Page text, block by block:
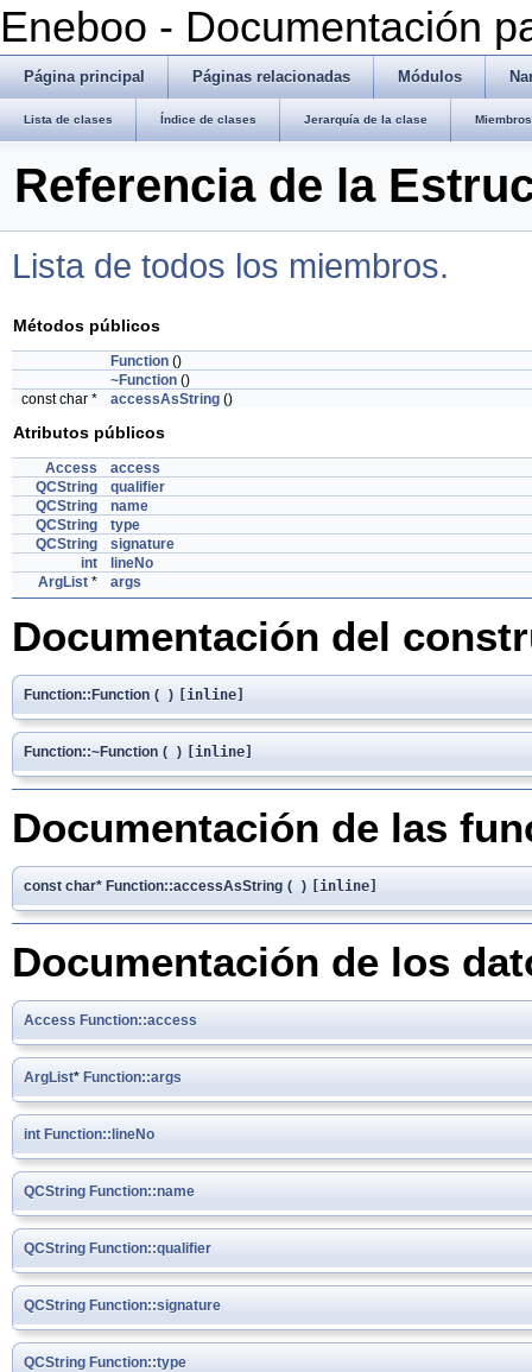
Eneboo - Documentación
Página principal Páginas relacionadas Módulos
Lista de clases Índice de clases Jerarquía de la clase
Referencia de la
Lista de todos los miembros.
Métodos públicos
Function ()
~Function ()
const char *
accessAsString ()
Atributos públicos
Access
access
QCString
qualifier
QCString
name
QCString
type
QCString
signature
int
lineNo
ArgList * args
Documentación del
Function::Function ( ) [inline]
Function::~Function ( ) [inline]
Documentación de las
const char* Function::accessAsString ( ) [inline]
Documentación de los
Access Function::access
ArgList* Function::args
int Function::lineNo
QCString Function::name
QCString Function::qualifier
QCString Function::signature
QCString Function::type